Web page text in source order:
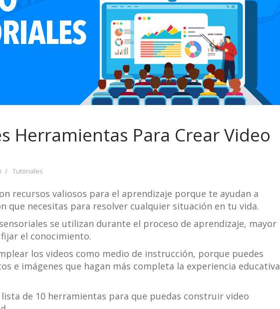
Herramientas Para Crear Video
Tutoriales
recursos valiosos para el aprendizaje porque te ayudan a
que necesitas para resolver cualquier situación en tu vida.
se utilizan durante el proceso de aprendizaje, mayor
el conocimiento.
los videos como medio de instrucción, porque puedes
e imágenes que hagan más completa la experiencia educativa
de 10 herramientas para que puedas construir video